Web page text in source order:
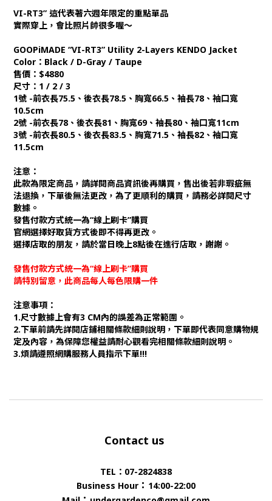
VI-RT3” 這代表著六週年限定的重點單品
實際穿上，會比照片帥很多喔～
GOOPiMADE “VI-RT3” Utility 2-Layers KENDO Jacket
Color：Black / D-Gray / Taupe
售價：$4880
尺寸：1 / 2 / 3
1號 -前衣長75.5、後衣長78.5、胸寬66.5、袖長78、袖口寬
10.5cm
2號 -前衣長78、後衣長81、胸寬69、袖長80、袖口寬11cm
3號 -前衣長80.5、後衣長83.5、胸寬71.5、袖長82、袖口寬
11.5cm
注意：
此款為限定商品，請詳閱商品資訊後再購買，售出後若非瑕疵無
法退換，下單後無法更改，為了更順利的購買，請務必詳閱尺寸
數據。
發售付款方式統一為“線上刷卡”購買
官網選擇好取貨方式後即不得再更改。
選擇店取的朋友，請於當日晚上8點後在進行店取，謝謝。
發售付款方式統一為“線上刷卡”購買
請特別留意，此商品每人每色限購一件
注意事項：
1.尺寸數據上會有3 CM內的誤差為正常範圍。
2.下單前請先詳閱店鋪相關條款細則說明，下單即代表同意購物規
定及內容，為保障您權益請耐心觀看完相關條款細則說明。
3.煩請遵照網購服務人員指示下單!!!
Contact us
TEL：07-2824838
Business Hour ： 14:00-22:00